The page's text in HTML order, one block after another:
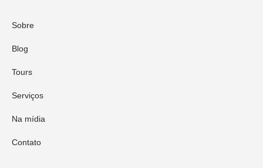
Sobre
Blog
Tours
Serviços
Na mídia
Contato